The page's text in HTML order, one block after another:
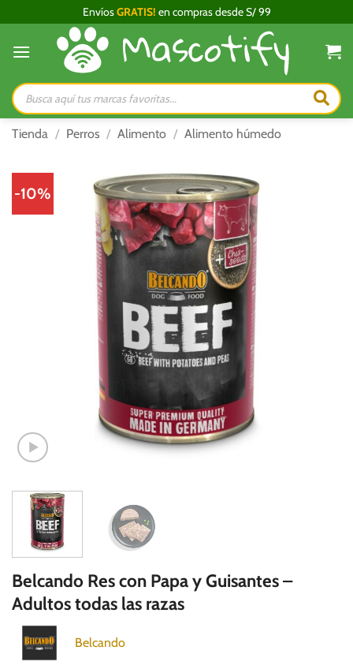
al
contenido
EnvíosGRATIS! en compras desde S/ 99
Búsqueda
de
productos
Tienda / Perros / Alimento / Alimento húmedo
-10%
Belcando Res con Papa y Guisantes –
Adultos todas las razas
Belcando